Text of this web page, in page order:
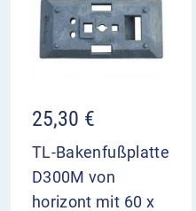
25,30 €
TL-Bakenfußplatte
D300M von
horizont mit 60 x